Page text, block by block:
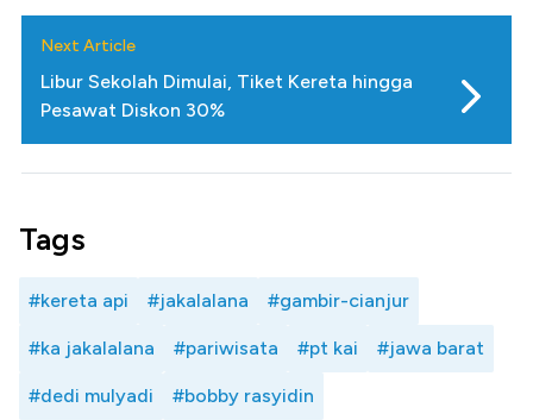
Next Article
Libur Sekolah Dimulai, Tiket Kereta hingga
Pesawat Diskon 30%
Tags
#kereta api #jakalalana #gambir-cianjur
#ka jakalalana #pariwisata #pt kai #jawa barat
#dedi mulyadi #bobby rasyidin